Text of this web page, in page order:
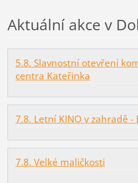
Aktuální akce v
5.8. Slavnostní otevření
centra Kateřinka
7.8. Letní KINO v zahradě -
7.8. Velké maličkosti